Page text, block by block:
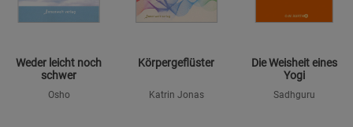
Weder leicht noch
schwer
Osho
Körpergeflüster
Katrin Jonas
Die Weisheit eines
Yogi
Sadhguru